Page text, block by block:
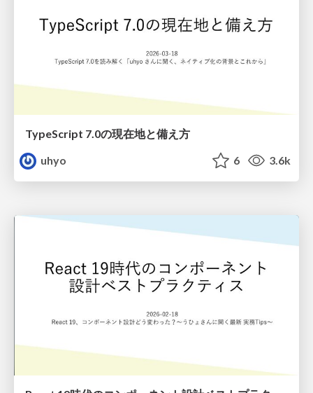
TypeScript 7.0の現在地と備え方
uhyo
6 3.6k